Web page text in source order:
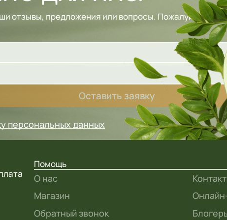
отзывы, предложения или вопросы. Пожалуйста,
Оставить заявку
персональных данных
Помощь
О нас
Магазин
Обратный звонок